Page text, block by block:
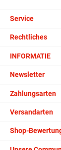
Service
Rechtliches
INFORMATIE
Newsletter
Zahlungsarten
Versandarten
Shop-